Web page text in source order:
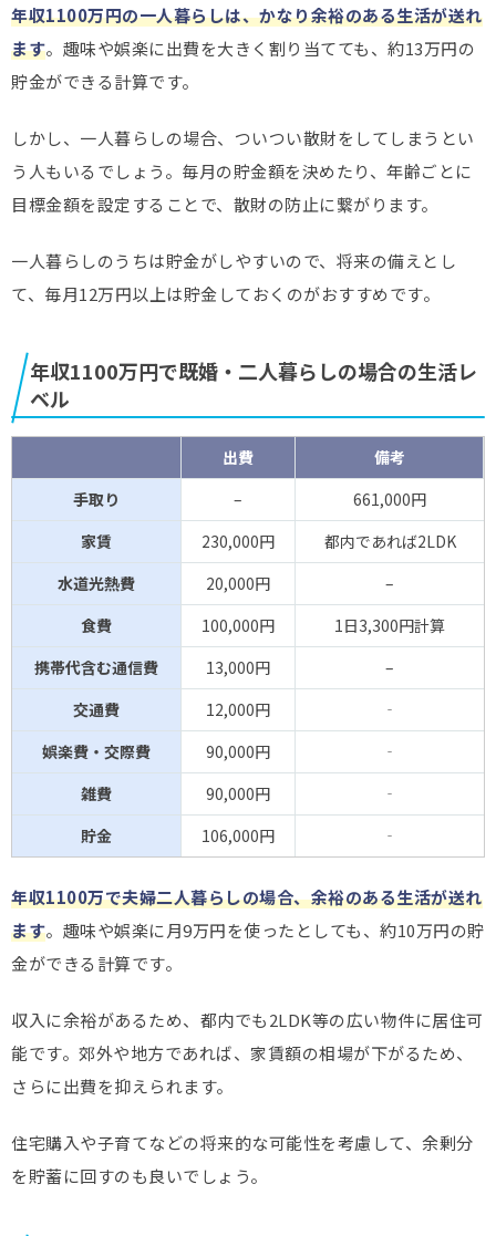
年収1100万円の一人暮らしは、かなり余裕のある生活が送れ
ます。趣味や娯楽に出費を大きく割り当てても、約13万円の
貯金ができる計算です。
しかし、一人暮らしの場合、ついつい散財をしてしまうとい
う人もいるでしょう。毎月の貯金額を決めたり、年齢ごとに
目標金額を設定することで、散財の防止に繋がります。
一人暮らしのうちは貯金がしやすいので、将来の備えとし
て、毎月12万円以上は貯金しておくのがおすすめです。
年収1100万円で既婚・二人暮らしの場合の生活レ
ベル
出費
備考
手取り
–
661,000円
家賃
230,000円
都内であれば2LDK
水道光熱費
20,000円
–
食費
100,000円
1日3,300円計算
携帯代含む通信費
13,000円
–
交通費
12,000円
‐
娯楽費・交際費
90,000円
‐
雑費
90,000円
‐
貯金
106,000円 ‐
年収1100万で夫婦二人暮らしの場合、余裕のある生活が送れ
ます。趣味や娯楽に月9万円を使ったとしても、約10万円の貯
金ができる計算です。
収入に余裕があるため、都内でも2LDK等の広い物件に居住可
能です。郊外や地方であれば、家賃額の相場が下がるため、
さらに出費を抑えられます。
住宅購入や子育てなどの将来的な可能性を考慮して、余剰分
を貯蓄に回すのも良いでしょう。